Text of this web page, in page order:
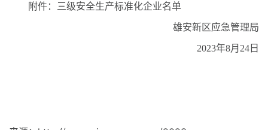
附件：三级安全生产标准化企业名单
雄安新区应急管理局
2023年8月24日